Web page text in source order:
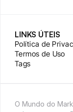
LINKS ÚTEIS
Política de
Termos de Uso
Tags
O Mundo do